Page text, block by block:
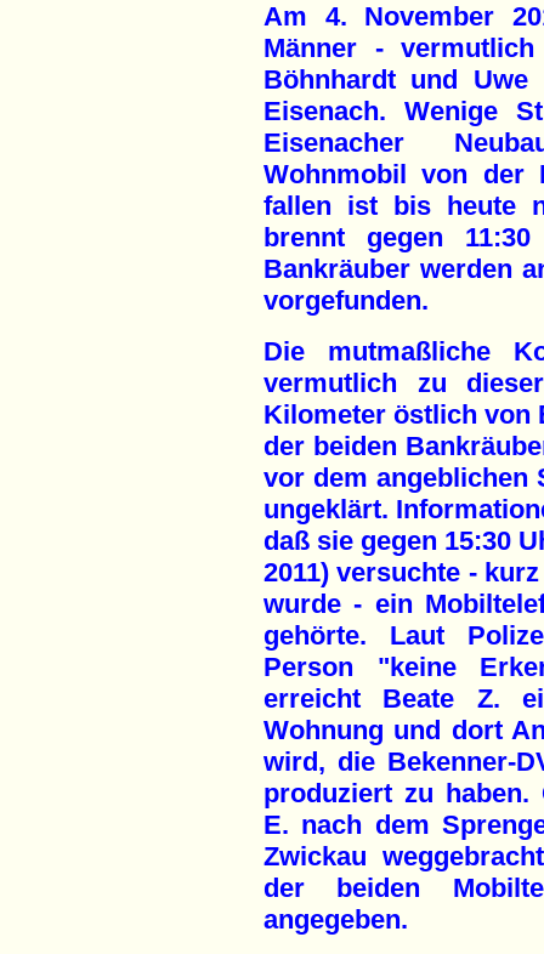
Am 4. November
Männer -
Böhnhardt und
Eisenach. Wenige
Eisenacher
Wohnmobil von der
fallen ist bis heute
brennt gegen
Bankräuber werden
vorgefunden.
Die mutmaßliche
vermutlich zu
Kilometer östlich von
der beiden
vor dem angeblichen
ungeklärt.
daß sie gegen 15:30
2011) versuchte -
wurde - ein
gehörte. Laut
Person "keine
erreicht Beate Z.
Wohnung und dort
wird, die Bekenner-
produziert zu haben.
E. nach dem
Zwickau
der beiden
angegeben.